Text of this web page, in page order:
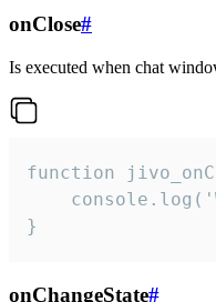
onClose#
Is executed when chat
function
}
onChangeState#